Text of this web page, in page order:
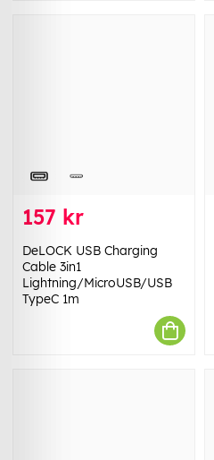
157 kr
DeLOCK USB Charging
Cable 3in1
Lightning/MicroUSB/USB
TypeC 1m